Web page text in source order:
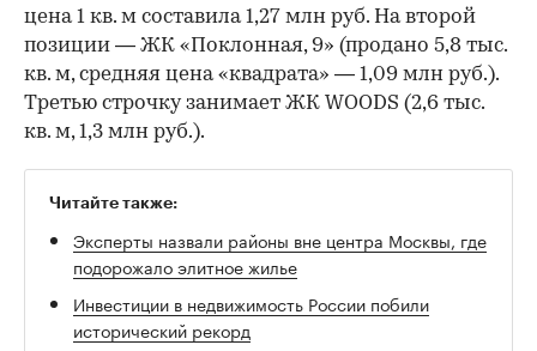
цена 1 кв. м составила 1,27 млн руб. На второй
позиции — ЖК «Поклонная, 9» (продано 5,8 тыс.
кв. м, средняя цена «квадрата» — 1,09 млн руб.).
Третью строчку занимает ЖК WOODS (2,6 тыс.
кв. м, 1,3 млн руб.).
Читайте также:
Эксперты назвали районы вне центра Москвы, где
подорожало элитное жилье
Инвестиции в недвижимость России побили
исторический рекорд